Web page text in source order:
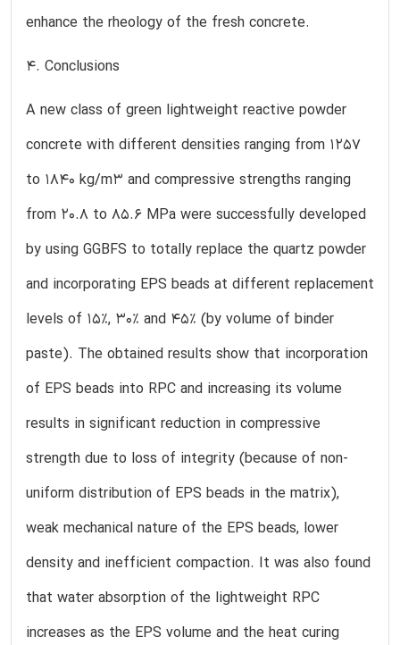
enhance the rheology of the fresh concrete.
4. Conclusions
A new class of green lightweight reactive powder
concrete with different densities ranging from 1257
to 1840 kg/m3 and compressive strengths ranging
from 20.8 to 85.6 MPa were successfully developed
by using GGBFS to totally replace the quartz powder
and incorporating EPS beads at different replacement
levels of 15%, 30% and 45% (by volume of binder
paste). The obtained results show that incorporation
of EPS beads into RPC and increasing its volume
results in significant reduction in compressive
strength due to loss of integrity (because of non-
uniform distribution of EPS beads in the matrix),
weak mechanical nature of the EPS beads, lower
density and inefficient compaction. It was also found
that water absorption of the lightweight RPC
increases as the EPS volume and the heat curing